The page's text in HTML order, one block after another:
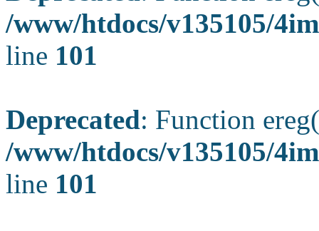
/www/htdocs/v135105/
line 101
Deprecated: Function
/www/htdocs/v135105/
line 101